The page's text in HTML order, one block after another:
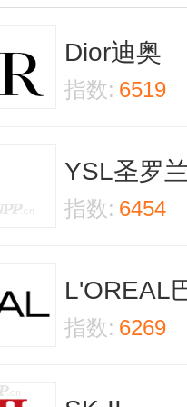
Dior迪奥
指数: 6519
YSL圣罗
指数: 6454
L'OREAL
指数: 6269